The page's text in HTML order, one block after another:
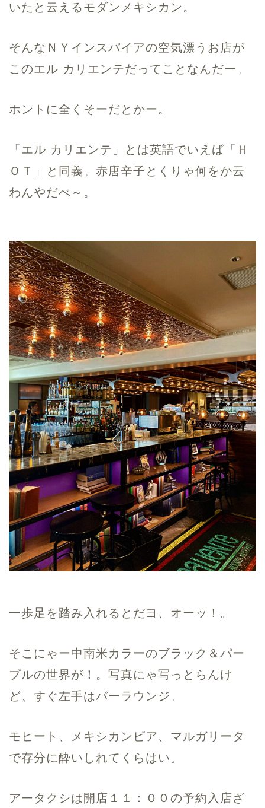
いたと云えるモダンメキシカン。
そんなＮＹインスパイアの空気漂うお店が
このエル カリエンテだってことなんだー。
ホントに全くそーだとかー。
「エル カリエンテ」とは英語でいえば「Ｈ
ＯＴ」と同義。赤唐辛子とくりゃ何をか云
わんやだべ～。
一歩足を踏み入れるとだヨ、オーッ！。
そこにゃー中南米カラーのブラック＆パー
プルの世界が！。写真にゃ写っとらんけ
ど、すぐ左手はバーラウンジ。
モヒート、メキシカンビア、マルガリータ
で存分に酔いしれてくらはい。
アータクシは開店１１：００の予約入店ざ